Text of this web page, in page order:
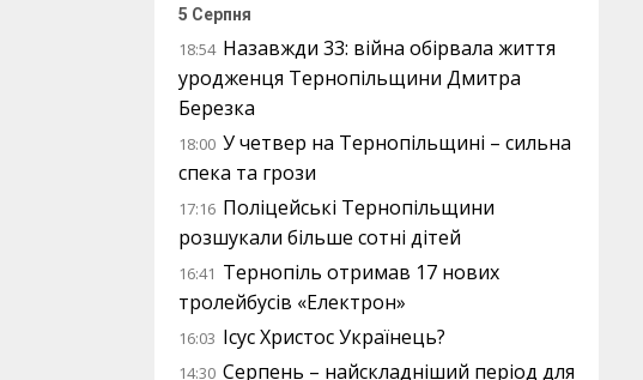
5 Серпня
18:54 Назавжди 33: війна обірвала життя
уродженця Тернопільщини Дмитра
Березка
18:00 У четвер на Тернопільщині – сильна
спека та грози
17:16 Поліцейські Тернопільщини
розшукали більше сотні дітей
16:41 Тернопіль отримав 17 нових
тролейбусів «Електрон»
16:03 Ісус Христос Українець?
14:30 Серпень – найскладніший період для